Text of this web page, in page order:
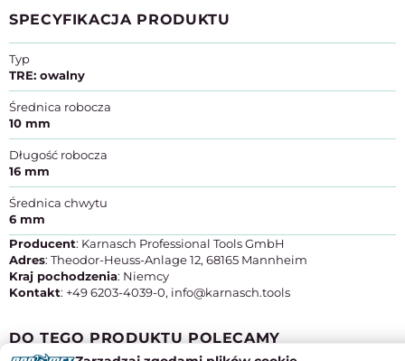
SPECYFIKACJA PRODUKTU
Typ
TRE: owalny
Średnica robocza
10 mm
Długość robocza
16 mm
Średnica chwytu
6 mm
Producent: Karnasch Professional Tools GmbH
Adres: Theodor-Heuss-Anlage 12, 68165 Mannheim
Kraj pochodzenia: Niemcy
Kontakt: +49 6203-4039-0, info@karnasch.tools
DO TEGO PRODUKTU POLECAMY